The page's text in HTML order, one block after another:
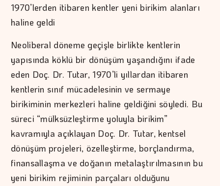
1970’lerden itibaren kentler yeni birikim alanları
haline geldi
Neoliberal döneme geçişle birlikte kentlerin
yapısında köklü bir dönüşüm yaşandığını ifade
eden Doç. Dr. Tutar, 1970’li yıllardan itibaren
kentlerin sınıf mücadelesinin ve sermaye
birikiminin merkezleri haline geldiğini söyledi. Bu
süreci “mülksüzleştirme yoluyla birikim”
kavramıyla açıklayan Doç. Dr. Tutar, kentsel
dönüşüm projeleri, özelleştirme, borçlandırma,
finansallaşma ve doğanın metalaştırılmasının bu
yeni birikim rejiminin parçaları olduğunu